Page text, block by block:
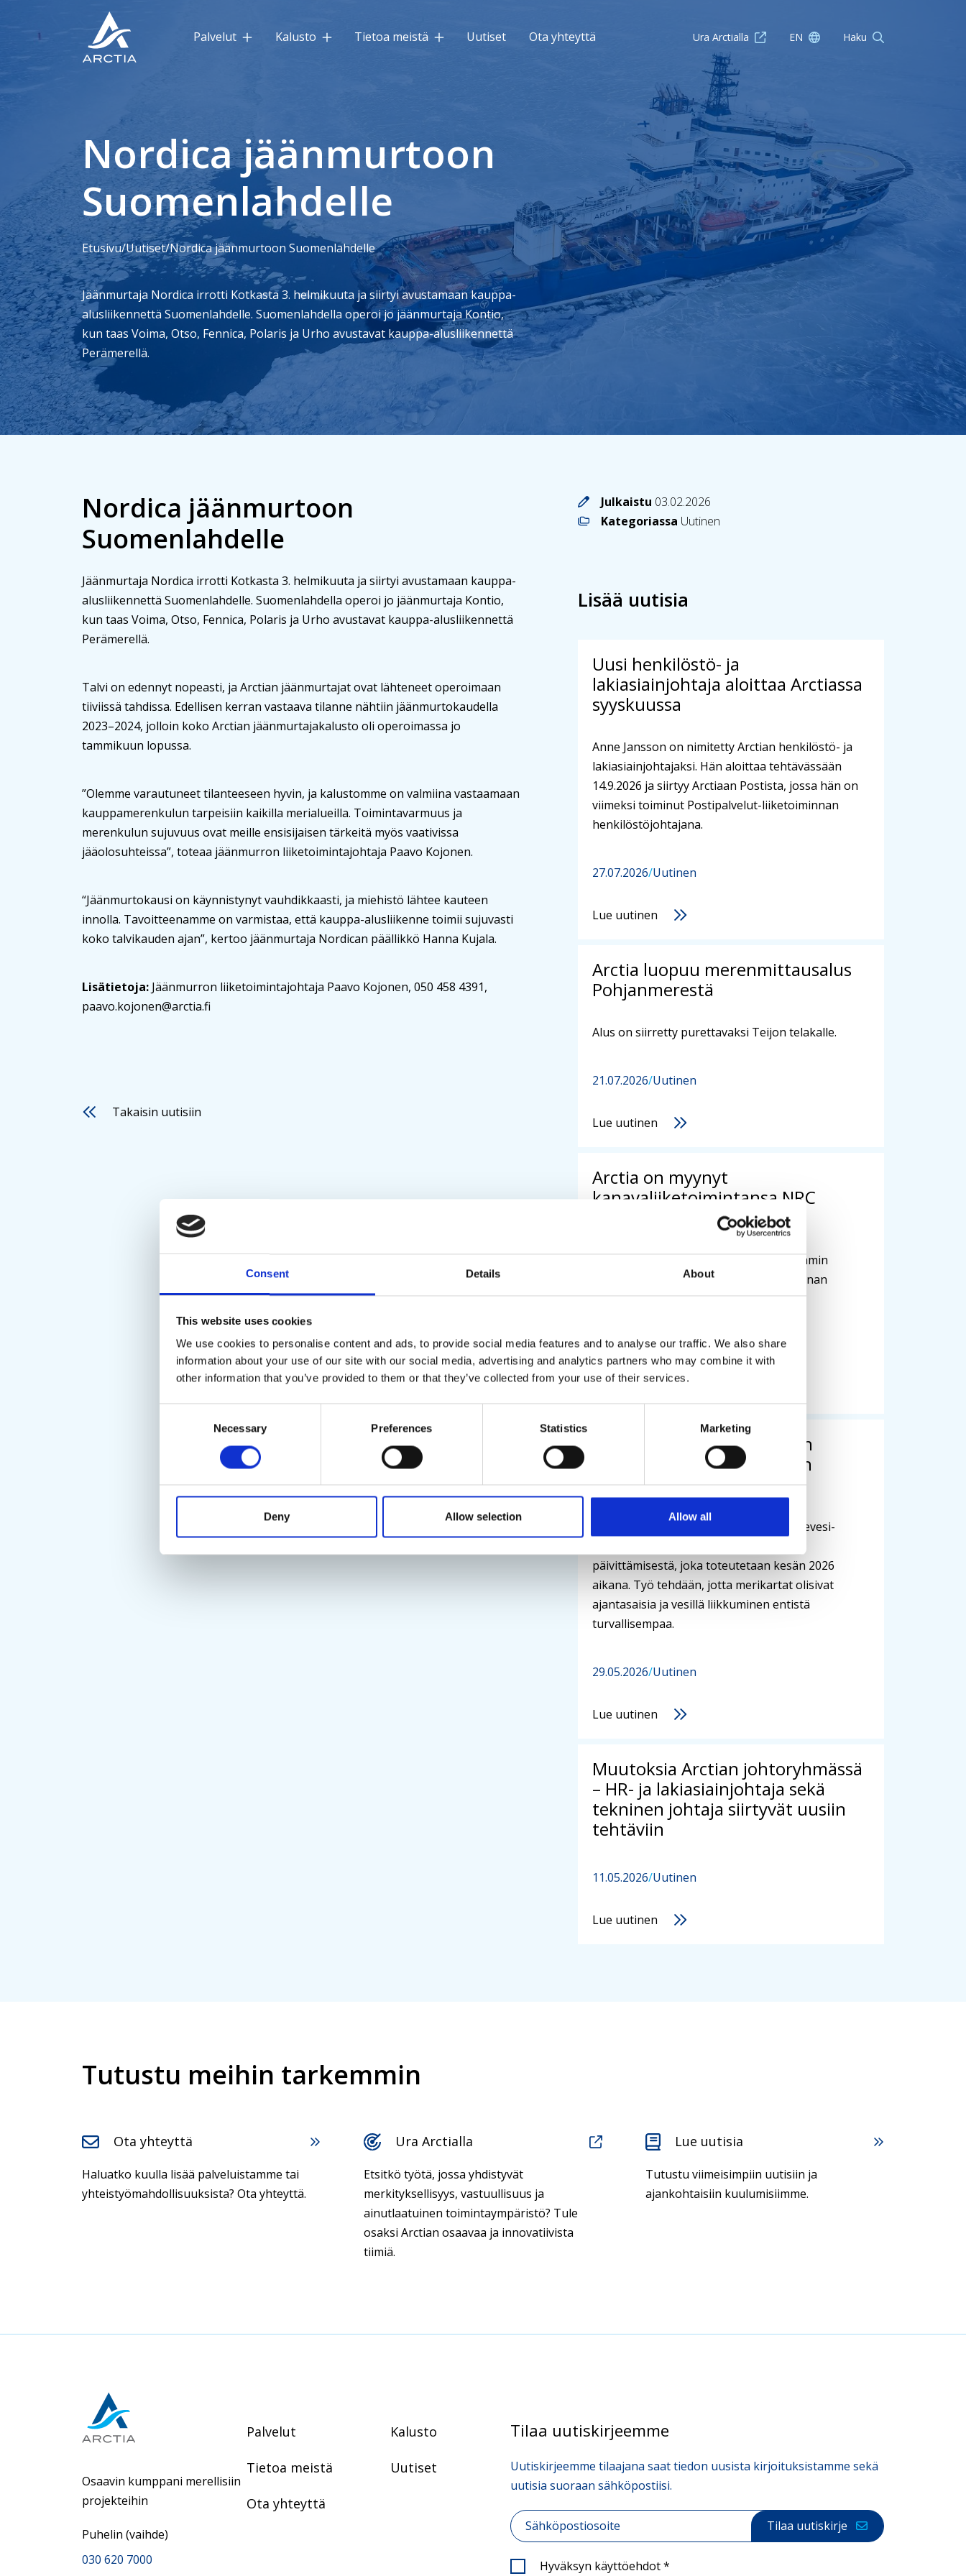
Consent Details About
This website uses cookies
We use cookies to personalise content and ads, to provide social media features and to analyse our traffic. We also share
information about your use of our site with our social media, advertising and analytics partners who may combine it with
other information that you’ve provided to them or that they’ve collected from your use of their services.
Necessary Preferences Statistics Marketing
Deny Allow selection Allow all
Palvelut Kalusto Tietoa meistä Uutiset Ota yhteyttä Ura Arctialla EN Haku
Nordica jäänmurtoon
Suomenlahdelle
Etusivu/Uutiset/Nordica jäänmurtoon Suomenlahdelle
Jäänmurtaja Nordica irrotti Kotkasta 3. helmikuuta ja siirtyi avustamaan kauppa-
alusliikennettä Suomenlahdelle. Suomenlahdella operoi jo jäänmurtaja Kontio,
kun taas Voima, Otso, Fennica, Polaris ja Urho avustavat kauppa-alusliikennettä
Perämerellä.
Nordica jäänmurtoon
Suomenlahdelle
Jäänmurtaja Nordica irrotti Kotkasta 3. helmikuuta ja siirtyi avustamaan kauppa-
alusliikennettä Suomenlahdelle. Suomenlahdella operoi jo jäänmurtaja Kontio,
kun taas Voima, Otso, Fennica, Polaris ja Urho avustavat kauppa-alusliikennettä
Perämerellä.
Talvi on edennyt nopeasti, ja Arctian jäänmurtajat ovat lähteneet operoimaan
tiiviissä tahdissa. Edellisen kerran vastaava tilanne nähtiin jäänmurtokaudella
2023–2024, jolloin koko Arctian jäänmurtajakalusto oli operoimassa jo
tammikuun lopussa.
”Olemme varautuneet tilanteeseen hyvin, ja kalustomme on valmiina vastaamaan
kauppamerenkulun tarpeisiin kaikilla merialueilla. Toimintavarmuus ja
merenkulun sujuvuus ovat meille ensisijaisen tärkeitä myös vaativissa
jääolosuhteissa”, toteaa jäänmurron liiketoimintajohtaja Paavo Kojonen.
“Jäänmurtokausi on käynnistynyt vauhdikkaasti, ja miehistö lähtee kauteen
innolla. Tavoitteenamme on varmistaa, että kauppa-alusliikenne toimii sujuvasti
koko talvikauden ajan”, kertoo jäänmurtaja Nordican päällikkö Hanna Kujala.
Lisätietoja: Jäänmurron liiketoimintajohtaja Paavo Kojonen, 050 458 4391,
paavo.kojonen@arctia.fi
Takaisin uutisiin
Julkaistu 03.02.2026
Kategoriassa Uutinen
Lisää uutisia
Uusi henkilöstö- ja
lakiasiainjohtaja aloittaa Arctiassa
syyskuussa
Anne Jansson on nimitetty Arctian henkilöstö- ja
lakiasiainjohtajaksi. Hän aloittaa tehtävässään
14.9.2026 ja siirtyy Arctiaan Postista, jossa hän on
viimeksi toiminut Postipalvelut-liiketoiminnan
henkilöstöjohtajana.
27.07.2026/Uutinen
Lue uutinen
Arctia luopuu merenmittausalus
Pohjanmerestä
Alus on siirretty purettavaksi Teijon telakalle.
21.07.2026/Uutinen
Lue uutinen
Arctia on myynyt
kanavaliiketoimintansa NRC
Group Finland Oy:lle
Jatkossa Arctia keskittyy entistä vahvemmin
erityistehtävän hoitoon sekä liiketoiminnan
kehittämiseen meri- ja rannikkoalueilla.
17.07.2026/Uutinen
Arctia valittu toteuttamaan
Konnevesi–Kiesimän alueen
syvyysmittaukset
Arctia on voittanut kilpailutuksen Konnevesi-
päivittämisestä, joka toteutetaan kesän 2026
aikana. Työ tehdään, jotta merikartat olisivat
ajantasaisia ja vesillä liikkuminen entistä
turvallisempaa.
29.05.2026/Uutinen
Lue uutinen
Muutoksia Arctian johtoryhmässä
– HR- ja lakiasiainjohtaja sekä
tekninen johtaja siirtyvät uusiin
tehtäviin
11.05.2026/Uutinen
Lue uutinen
Tutustu meihin tarkemmin
Ota yhteyttä
Haluatko kuulla lisää palveluistamme tai
yhteistyömahdollisuuksista? Ota yhteyttä.
Ura Arctialla
Etsitkö työtä, jossa yhdistyvät
merkityksellisyys, vastuullisuus ja
ainutlaatuinen toimintaympäristö? Tule
osaksi Arctian osaavaa ja innovatiivista
tiimiä.
Lue uutisia
Tutustu viimeisimpiin uutisiin ja
ajankohtaisiin kuulumisiimme.
Osaavin kumppani merellisiin
projekteihin
Puhelin (vaihde)
030 620 7000
Palvelut Kalusto
Tietoa meistä Uutiset
Ota yhteyttä
Tilaa uutiskirjeemme
Uutiskirjeemme tilaajana saat tiedon uusista kirjoituksistamme sekä
uutisia suoraan sähköpostiisi.
Sähköposti * Tilaa uutiskirje
Hyväksyn käyttöehdot*